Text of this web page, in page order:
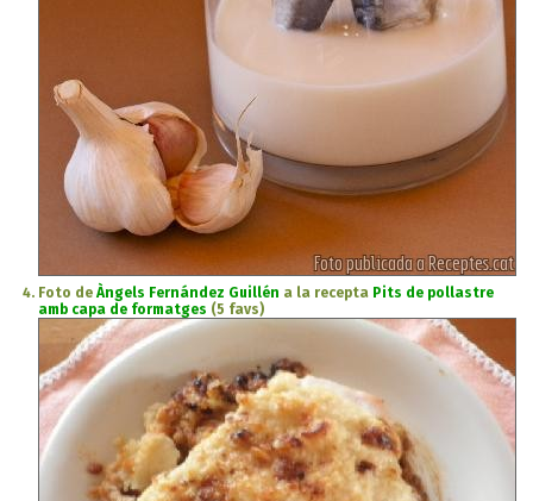
Foto de Àngels Fernández Guillén a la recepta Pits de pollastre
amb capa de formatges (5 favs)